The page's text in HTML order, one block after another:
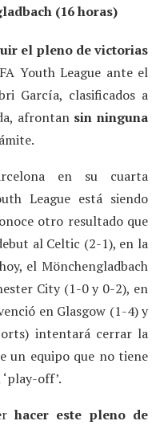
(16 horas)
el pleno de victorias
Youth League ante el
García, clasificados a
afrontan sin ninguna
en su cuarta
League está siendo
otro resultado que
al Celtic (2-1), en la
el Mönchengladbach
City (1-0 y 0-2), en
en Glasgow (1-4) y
intentará cerrar la
un equipo que no tiene
off’.
hacer este pleno de